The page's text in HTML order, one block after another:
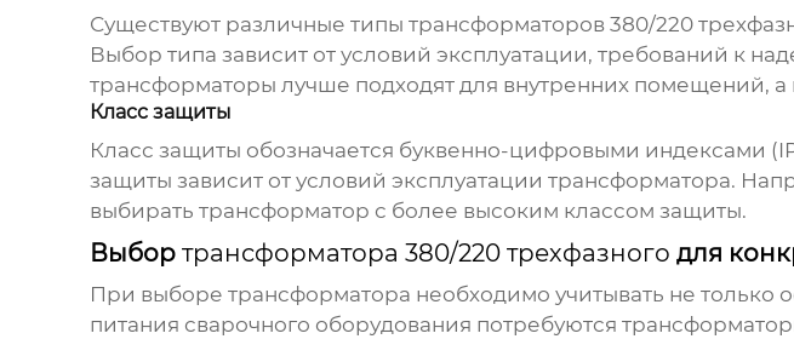
Существуют различные типы трансформаторов 380/220
Выбор типа зависит от условий эксплуатации, требований к
трансформаторы лучше подходят для внутренних помещений, а
Класс защиты
Класс защиты обозначается буквенно-цифровыми индексами
защиты зависит от условий эксплуатации трансформатора.
выбирать трансформатор с более высоким классом защиты.
Выбор трансформатора 380/220 трехфазного для
При выборе трансформатора необходимо учитывать не
питания сварочного оборудования потребуются